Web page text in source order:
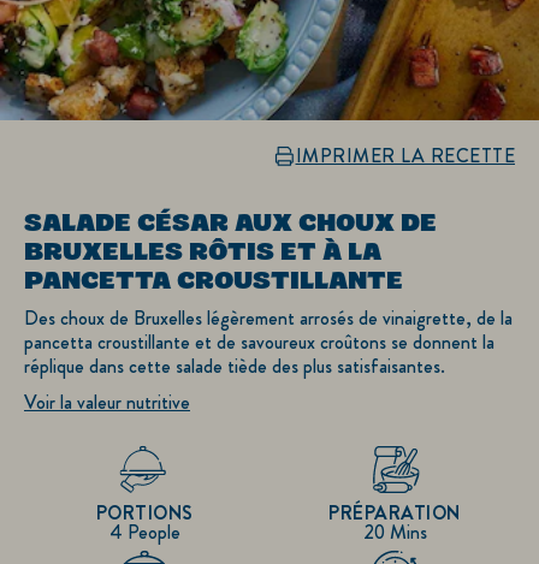
IMPRIMER LA RECETTE
SALADE CÉSAR AUX CHOUX DE
BRUXELLES RÔTIS ET À LA
PANCETTA CROUSTILLANTE
Des choux de Bruxelles légèrement arrosés de vinaigrette, de la
pancetta croustillante et de savoureux croûtons se donnent la
réplique dans cette salade tiède des plus satisfaisantes.
Voir la valeur nutritive
4 People
PORTIONS
20 Mins
PRÉPARATION